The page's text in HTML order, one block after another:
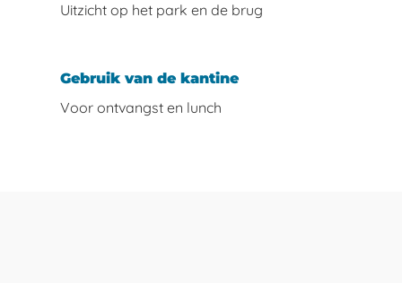
Uitzicht op het park en de brug
Gebruik van de kantine
Voor ontvangst en lunch